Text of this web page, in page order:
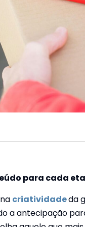
para cada
criatividadeda
a antecipação